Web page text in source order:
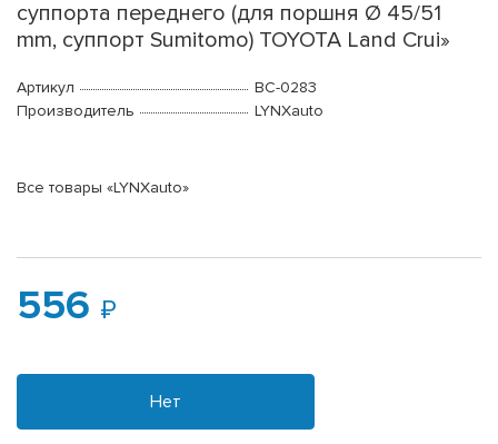
суппорта переднего (для поршня Ø 45/51
mm, суппорт Sumitomo) TOYOTA Land Crui»
Артикул
BC-0283
Производитель
LYNXauto
Все товары «LYNXauto»
556
Нет